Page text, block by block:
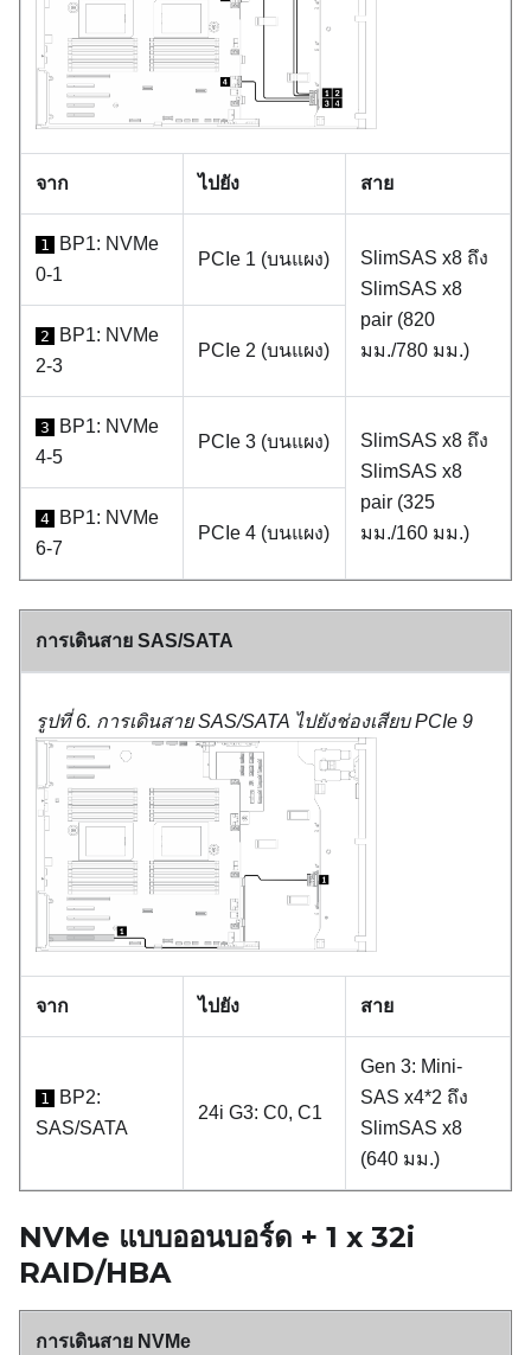
จาก ไปยัง สาย
1
BP1: NVMe
0-1
PCIe 1 (บนแผง)
SlimSAS x8 ถึง
SlimSAS x8
pair (820
มม./780 มม.)
2
BP1: NVMe
2-3
PCIe 2 (บนแผง)
3
BP1: NVMe
4-5
PCIe 3 (บนแผง)
SlimSAS x8 ถึง
SlimSAS x8
pair (325
มม./160 มม.)
4
BP1: NVMe
6-7
PCIe 4 (บนแผง)
การเดินสาย SAS/SATA
รูปที่ 6. การเดินสาย SAS/SATA ไปยังช่องเสียบ PCIe 9
จาก ไปยัง สาย
1
BP2:
SAS/SATA
24i G3: C0, C1
Gen 3: Mini-
SAS x4*2 ถึง
SlimSAS x8
(640 มม.)
NVMe แบบออนบอร์ด + 1 x 32i
RAID/HBA
การเดินสาย NVMe